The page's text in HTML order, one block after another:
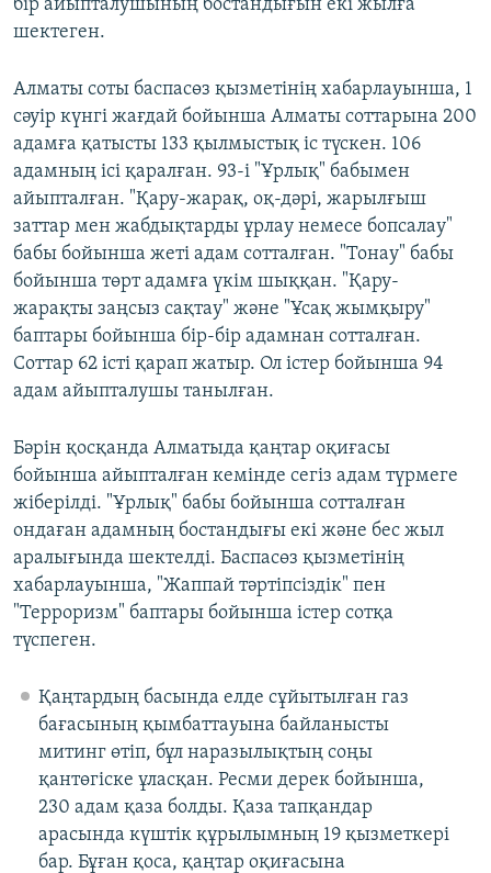
бір айыпталушының бостандығын екі жылға
шектеген.
Алматы соты баспасөз қызметінің хабарлауынша, 1
сәуір күнгі жағдай бойынша Алматы соттарына 200
адамға қатысты 133 қылмыстық іс түскен. 106
адамның ісі қаралған. 93-і "Ұрлық" бабымен
айыпталған. "Қару-жарақ, оқ-дәрі, жарылғыш
заттар мен жабдықтарды ұрлау немесе бопсалау"
бабы бойынша жеті адам сотталған. "Тонау" бабы
бойынша төрт адамға үкім шыққан. "Қару-
жарақты заңсыз сақтау" және "Ұсақ жымқыру"
баптары бойынша бір-бір адамнан сотталған.
Соттар 62 істі қарап жатыр. Ол істер бойынша 94
адам айыпталушы танылған.
Бәрін қосқанда Алматыда қаңтар оқиғасы
бойынша айыпталған кемінде сегіз адам түрмеге
жіберілді. "Ұрлық" бабы бойынша сотталған
ондаған адамның бостандығы екі және бес жыл
аралығында шектелді. Баспасөз қызметінің
хабарлауынша, "Жаппай тәртіпсіздік" пен
"Терроризм" баптары бойынша істер сотқа
түспеген.
Қаңтардың басында елде сұйытылған газ
бағасының қымбаттауына байланысты
митинг өтіп, бұл наразылықтың соңы
қантөгіске ұласқан. Ресми дерек бойынша,
230 адам қаза болды. Қаза тапқандар
арасында күштік құрылымның 19 қызметкері
бар. Бұған қоса, қаңтар оқиғасына